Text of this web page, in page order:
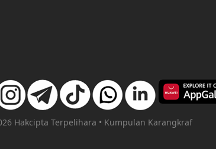
Hakcipta Terpelihara • Kumpulan Karangkraf